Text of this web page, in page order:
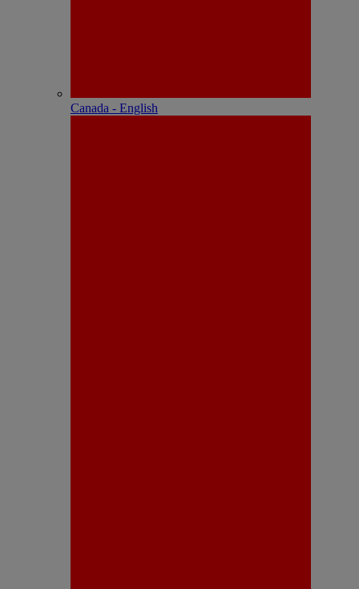
Canada - English